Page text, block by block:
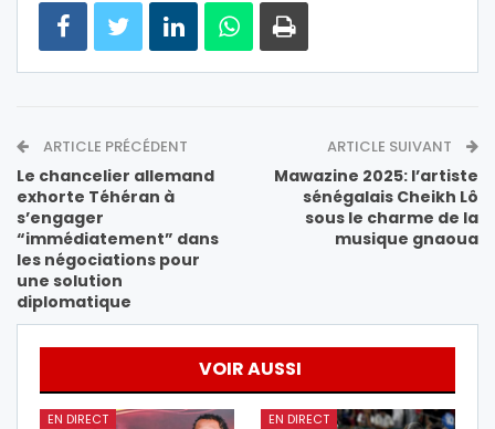
ARTICLE PRÉCÉDENT
Le chancelier allemand
exhorte Téhéran à
s’engager
“immédiatement” dans
les négociations pour
une solution
diplomatique
ARTICLE SUIVANT
Mawazine 2025: l’artiste
sénégalais Cheikh Lô
sous le charme de la
musique gnaoua
VOIR AUSSI
EN DIRECT EN DIRECT